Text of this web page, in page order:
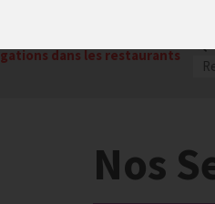
dans les restaurants
Nos